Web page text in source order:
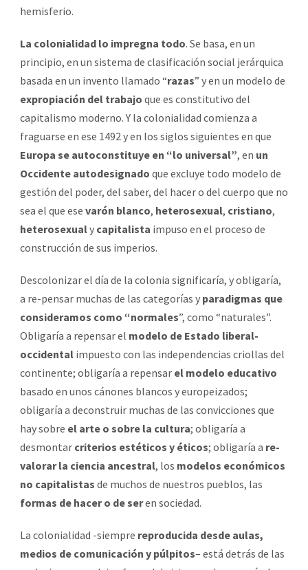
hemisferio.
La colonialidad lo impregna todo. Se basa, en un
principio, en un sistema de clasificación social jerárquica
basada en un invento llamado “razas” y en un modelo de
expropiación del trabajo que es constitutivo del
capitalismo moderno. Y la colonialidad comienza a
fraguarse en ese 1492 y en los siglos siguientes en que
Europa se autoconstituye en “lo universal”, en un
Occidente autodesignado que excluye todo modelo de
gestión del poder, del saber, del hacer o del cuerpo que no
sea el que ese varón blanco, heterosexual, cristiano,
heterosexualy capitalista impuso en el proceso de
construcción de sus imperios.
Descolonizar el día de la colonia significaría, y obligaría,
a re-pensar muchas de las categorías y paradigmas que
consideramos como “normales”, como “naturales”.
Obligaría a repensar el modelo de Estado liberal-
occidental impuesto con las independencias criollas del
continente; obligaría a repensar el modelo educativo
basado en unos cánones blancos y europeizados;
obligaría a deconstruir muchas de las convicciones que
hay sobre el arte o sobre la cultura; obligaría a
desmontar criterios estéticos y éticos; obligaría a re-
valorar la ciencia ancestral, los modelos económicos
no capitalistas de muchos de nuestros pueblos, las
formas de hacer o de seren sociedad.
La colonialidad -siempre reproducida desde aulas,
medios de comunicación y púlpitos– está detrás de las